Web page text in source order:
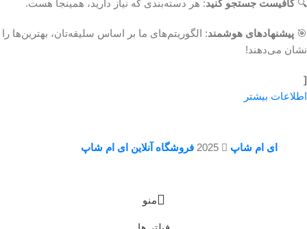
🔍کافیست جستجو کنید: هر دسته‌بندی که نیاز دارید، همینجا هست.
🎯 پیشنهادهای هوشمند: الگوریتم‌های ما بر اساس سلیقه‌تان، بهترین‌ها را
نشان می‌دهند!
[
اطلاعات بیشتر
ای ام شاپ فروشگاه آنلاین ای ام شاپ
منو